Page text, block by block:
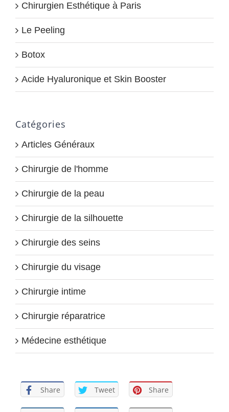
Chirurgien Esthétique à Paris
Le Peeling
Botox
Acide Hyaluronique et Skin Booster
Catégories
Articles Généraux
Chirurgie de l'homme
Chirurgie de la peau
Chirurgie de la silhouette
Chirurgie des seins
Chirurgie du visage
Chirurgie intime
Chirurgie réparatrice
Médecine esthétique
Share Tweet Share